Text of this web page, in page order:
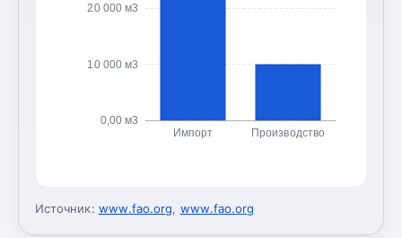
0,00 м3
10 000 м3
20 000 м3
Импорт Производство
Источник: www.fao.org, www.fao.org